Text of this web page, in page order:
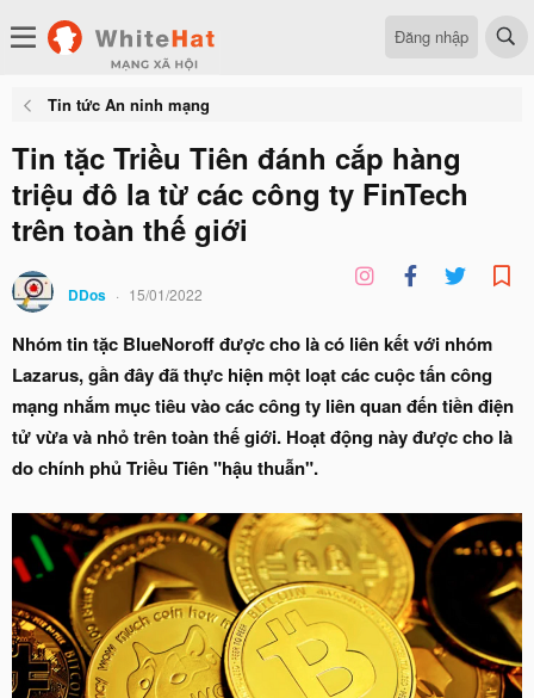
Đăng nhập
Tin tức An ninh mạng
Tin tặc Triều Tiên đánh cắp hàng
triệu đô la từ các công ty FinTech
trên toàn thế giới
DDos 15/01/2022
Nhóm tin tặc BlueNoroff được cho là có liên kết với nhóm
Lazarus, gần đây đã thực hiện một loạt các cuộc tấn công
mạng nhắm mục tiêu vào các công ty liên quan đến tiền điện
tử vừa và nhỏ trên toàn thế giới. Hoạt động này được cho là
do chính phủ Triều Tiên "hậu thuẫn".